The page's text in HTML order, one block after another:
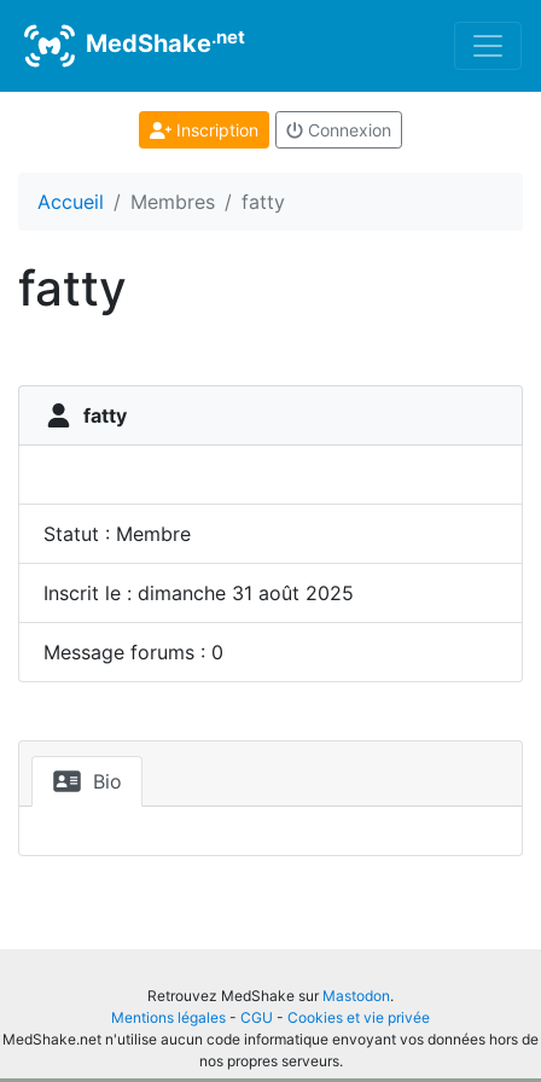
MedShake.net
Inscription Connexion
Accueil Membres fatty
fatty
fatty
Statut : Membre
Inscrit le : dimanche 31 août 2025
Message forums : 0
Bio
Retrouvez MedShake sur Mastodon.
Mentions légales - CGU - Cookies et vie privée
MedShake.net n'utilise aucun code informatique envoyant vos données hors de
nos propres serveurs.